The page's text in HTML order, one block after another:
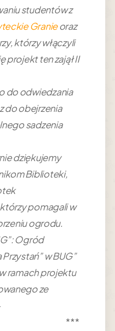
studentów z
Granieoraz
którzy włączyli
projekt ten zajął II
do odwiedzania
do obejrzenia
sadzenia
dziękujemy
Biblioteki,
pomagali w
ogrodu.
Ogród
w BUG”
ramach projektu
ze
***